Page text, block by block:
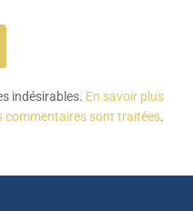
indésirables. En savoir plus
commentaires sont traitées.